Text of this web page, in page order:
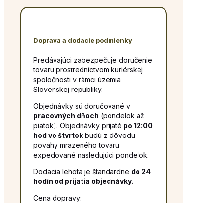
Doprava a dodacie podmienky
Predávajúci zabezpečuje doručenie
tovaru prostredníctvom kuriérskej
spoločnosti v rámci územia
Slovenskej republiky.
Objednávky sú doručované v
pracovných dňoch (pondelok až
piatok). Objednávky prijaté po 12:00
hod vo štvrtok budú z dôvodu
povahy mrazeného tovaru
expedované nasledujúci pondelok.
Dodacia lehota je štandardne do 24
hodín od prijatia objednávky.
Cena dopravy: